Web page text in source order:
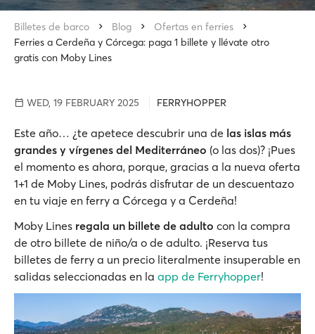
Billetes de barco Blog
Ofertas en ferries
Ferries a Cerdeña y Córcega: paga 1 billete y llévate otro
gratis con Moby Lines
WED, 19 FEBRUARY 2025 FERRYHOPPER
Este año… ¿te apetece descubrir una de las islas más
grandes y vírgenes del Mediterráneo (o las dos)? ¡Pues
el momento es ahora, porque, gracias a la nueva oferta
1+1 de Moby Lines, podrás disfrutar de un descuentazo
en tu viaje en ferry a Córcega y a Cerdeña!
Moby Lines regala un billete de adulto con la compra
de otro billete de niño/a o de adulto. ¡Reserva tus
billetes de ferry a un precio literalmente insuperable en
salidas seleccionadas en la app de Ferryhopper!